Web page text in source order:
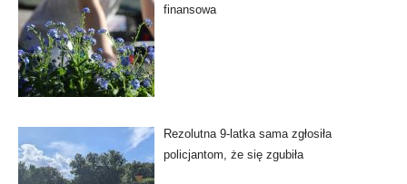
finansowa
Rezolutna 9-latka sama zgłosiła
policjantom, że się zgubiła